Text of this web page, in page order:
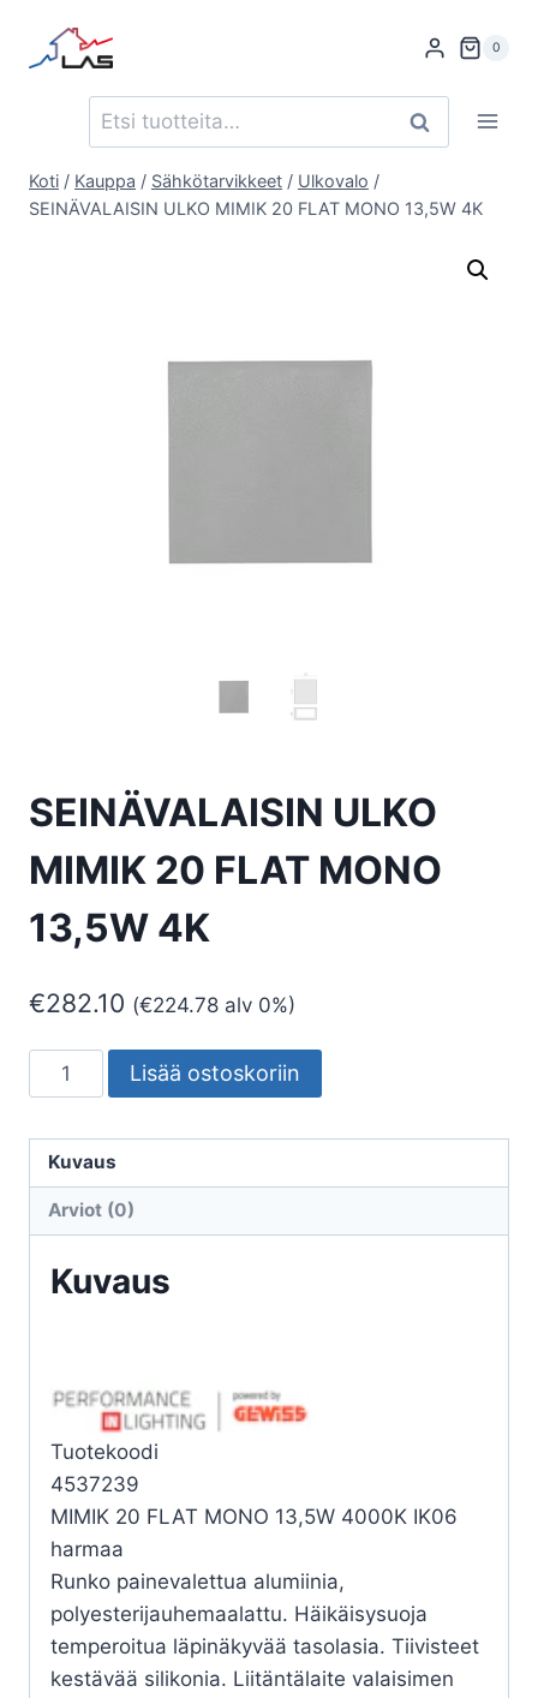
sisältöön
0
Etsi: Haku
Koti / Kauppa / Sähkötarvikkeet / Ulkovalo /
SEINÄVALAISIN ULKO MIMIK 20 FLAT MONO 13,5W 4K
SEINÄVALAISIN ULKO
MIMIK 20 FLAT MONO
13,5W 4K
€282.10 (€224.78 alv 0%)
SEINÄVALAISIN
ULKO
20
FLAT
4K
Lisää ostoskoriin
Kuvaus
Arviot (0)
Kuvaus
Tuotekoodi
4537239
MIMIK 20 FLAT MONO 13,5W 4000K IK06
harmaa
Runko painevalettua alumiinia,
polyesterijauhemaalattu. Häikäisysuoja
temperoitua läpinäkyvää tasolasia. Tiivisteet
kestävää silikonia. Liitäntälaite valaisimen